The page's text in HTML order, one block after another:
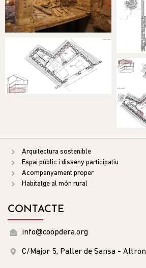
Arquitectura sostenible
Espai públic i disseny participatiu
Acompanyament proper
Habitatge al món rural
CONTACTE
info@coopdera.org
C/Major 5, Paller de Sansa - Altron